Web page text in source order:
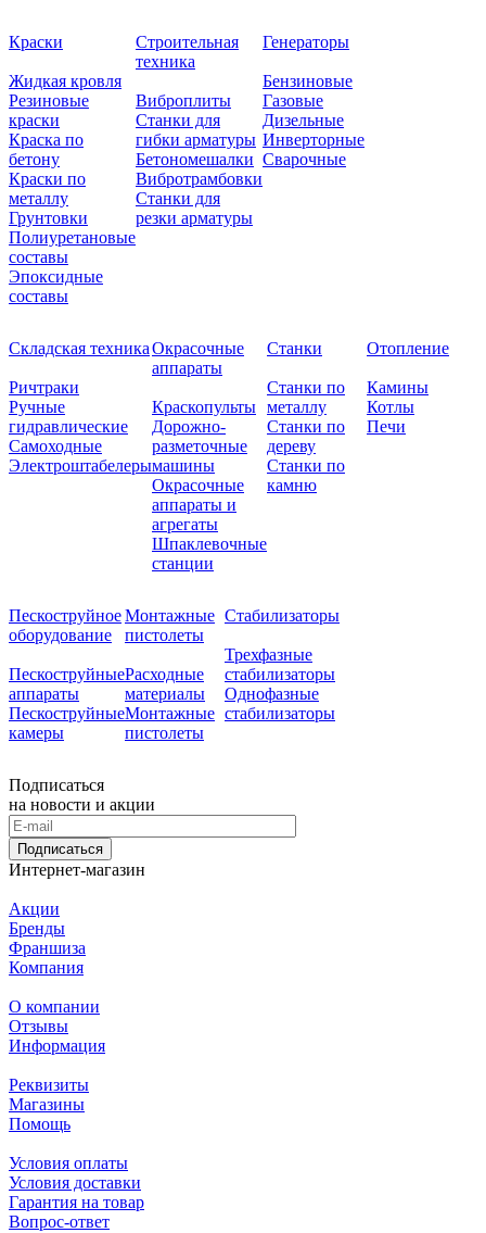
Краски
Жидкая кровля
Резиновые
краски
Краска по
бетону
Краски по
металлу
Грунтовки
Полиуретановые
составы
Эпоксидные
составы
Строительная
техника
Виброплиты
Станки для
гибки арматуры
Бетономешалки
Вибротрамбовки
Станки для
резки арматуры
Генераторы
Бензиновые
Газовые
Дизельные
Инверторные
Сварочные
Складская техника
Ричтраки
Ручные
гидравлические
Самоходные
Электроштабелеры
Окрасочные
аппараты
Краскопульты
Дорожно-
разметочные
машины
Окрасочные
аппараты и
агрегаты
Шпаклевочные
станции
Станки
Станки по
металлу
Станки по
дереву
Станки по
камню
Отопление
Камины
Котлы
Печи
Пескоструйное
оборудование
Пескоструйные
аппараты
Пескоструйные
камеры
Монтажные
пистолеты
Расходные
материалы
Монтажные
пистолеты
Стабилизаторы
Трехфазные
стабилизаторы
Однофазные
стабилизаторы
Подписаться
на новости и акции
Подписаться
Интернет-магазин
Акции
Бренды
Франшиза
Компания
О компании
Отзывы
Информация
Реквизиты
Магазины
Помощь
Условия оплаты
Условия доставки
Гарантия на товар
Вопрос-ответ